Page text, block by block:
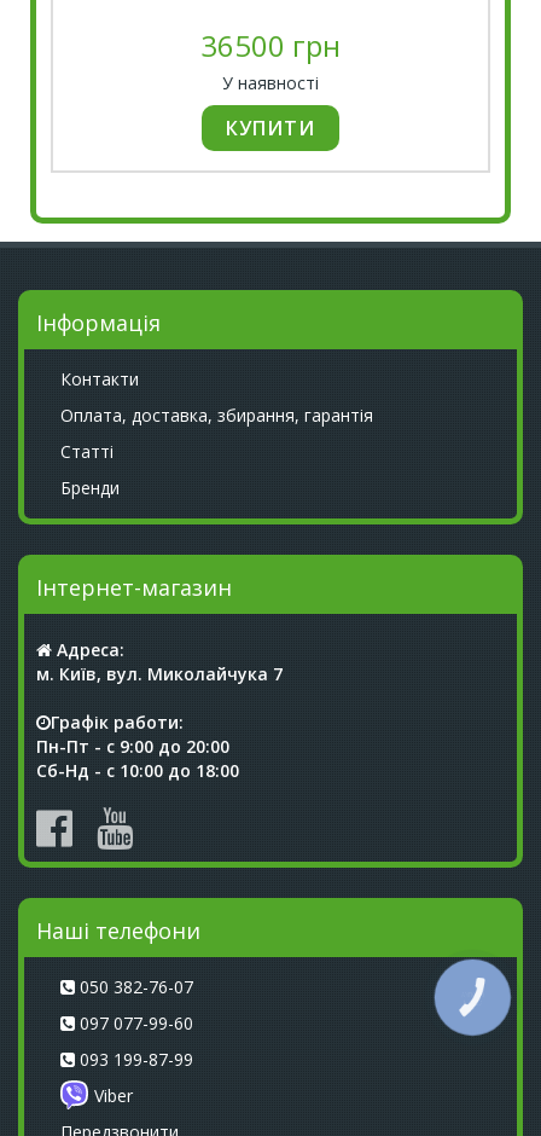
36500 грн
У наявності
Інформація
Контакти
Оплата, доставка, збирання, гарантія
Статті
Бренди
Інтернет-магазин
Адреса:
м. Київ, вул. Миколайчука 7
Графік работи:
Пн-Пт - с 9:00 до 20:00
Сб-Нд - с 10:00 до 18:00
Наші телефони
050 382-76-07
097 077-99-60
093 199-87-99
Viber
КНОПКА
СВЯЗИ